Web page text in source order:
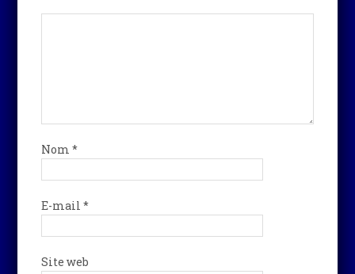
Nom*
E-mail*
Site web